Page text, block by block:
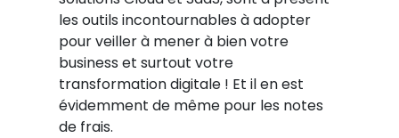
les outils incontournables à adopter
pour veiller à mener à bien votre
business et surtout votre
transformation digitale ! Et il en est
évidemment de même pour les notes
de frais.